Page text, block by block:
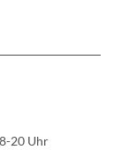
20 Uhr